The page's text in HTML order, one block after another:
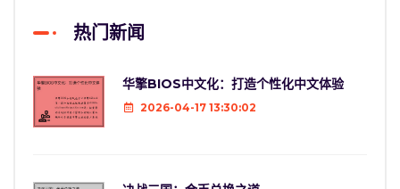
热门新闻
华擎BIOS中文化：打造个性化中文体验
2026-04-17 13:30:02